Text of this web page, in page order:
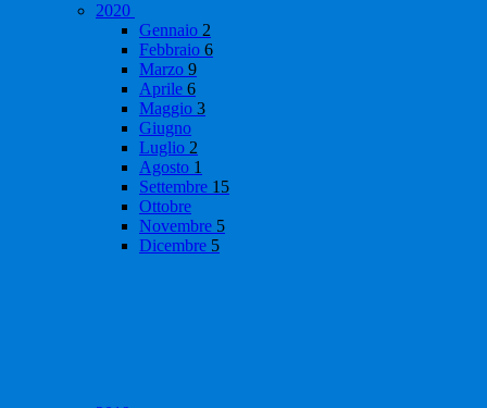
2020
Gennaio 2
Febbraio 6
Marzo 9
Aprile 6
Maggio 3
Giugno
Luglio 2
Agosto 1
Settembre 15
Ottobre
Novembre 5
Dicembre 5